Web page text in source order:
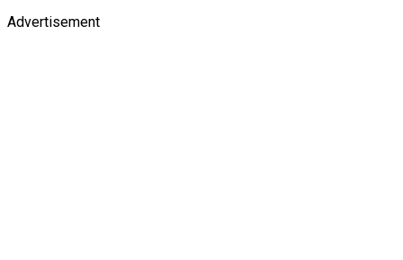
Advertisement